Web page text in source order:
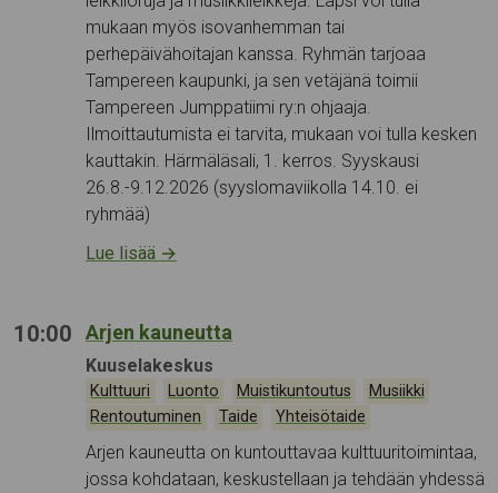
mukaan myös isovanhemman tai
perhepäivähoitajan kanssa. Ryhmän tarjoaa
Tampereen kaupunki, ja sen vetäjänä toimii
Tampereen Jumppatiimi ry:n ohjaaja.
Ilmoittautumista ei tarvita, mukaan voi tulla kesken
kauttakin. Härmäläsali, 1. kerros. Syyskausi
26.8.-9.12.2026 (syyslomaviikolla 14.10. ei
ryhmää)
Lue lisää →
10:00 Arjen kauneutta
Tapahtumapaikka:
Kuuselakeskus
Kategoriat:
Kulttuuri Luonto Muistikuntoutus Musiikki
Rentoutuminen Taide Yhteisötaide
Arjen kauneutta on kuntouttavaa kulttuuritoimintaa,
jossa kohdataan, keskustellaan ja tehdään yhdessä